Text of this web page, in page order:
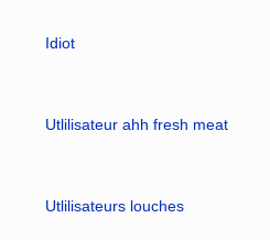
Idiot
Utlilisateur ahh fresh meat
Utlilisateurs louches